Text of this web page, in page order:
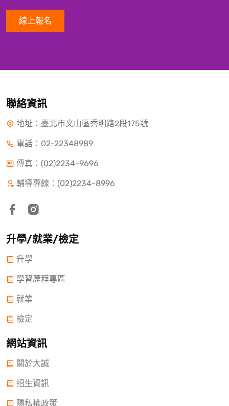
線上報名
聯絡資訊
地址：臺北市文山區秀明路2段175號
電話： 02-22348989
傳真：(02)2234-9696
輔導專線：(02)2234-8996
升學/就業/檢定
升學
學習歷程專區
就業
檢定
網站資訊
關於大誠
招生資訊
隱私權政策